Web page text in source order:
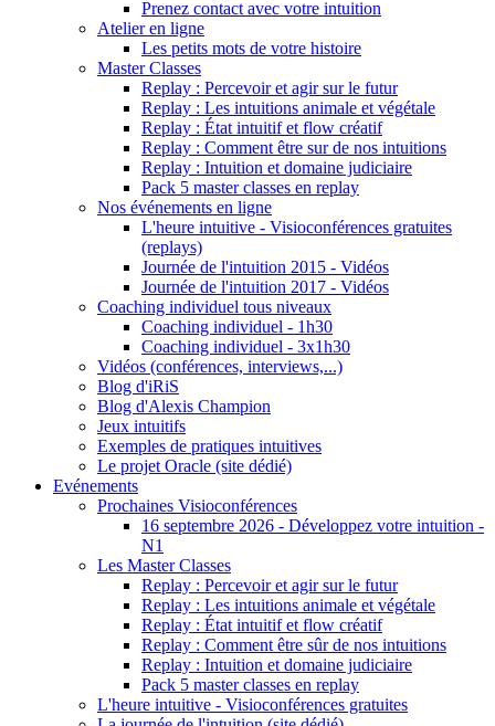
Prenez contact avec votre intuition
Atelier en ligne
Les petits mots de votre histoire
Master Classes
Replay : Percevoir et agir sur le futur
Replay : Les intuitions animale et végétale
Replay : État intuitif et flow créatif
Replay : Comment être sur de nos intuitions
Replay : Intuition et domaine judiciaire
Pack 5 master classes en replay
Nos événements en ligne
L'heure intuitive - Visioconférences gratuites
(replays)
Journée de l'intuition 2015 - Vidéos
Journée de l'intuition 2017 - Vidéos
Coaching individuel tous niveaux
Coaching individuel - 1h30
Coaching individuel - 3x1h30
Vidéos (conférences, interviews,...)
Blog d'iRiS
Blog d'Alexis Champion
Jeux intuitifs
Exemples de pratiques intuitives
Le projet Oracle (site dédié)
Evénements
Prochaines Visioconférences
16 septembre 2026 - Développez votre intuition -
N1
Les Master Classes
Replay : Percevoir et agir sur le futur
Replay : Les intuitions animale et végétale
Replay : État intuitif et flow créatif
Replay : Comment être sûr de nos intuitions
Replay : Intuition et domaine judiciaire
Pack 5 master classes en replay
L'heure intuitive - Visioconférences gratuites